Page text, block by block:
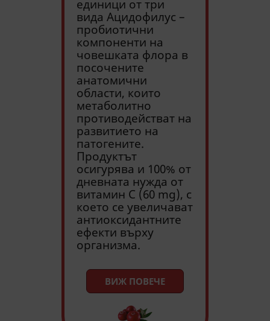
единици от три
вида Ацидофилус –
пробиотични
компоненти на
човешката флора в
посочените
анатомични
области, които
метаболитно
противодействат на
развитието на
патогените.
Продуктът
осигурява и 100% от
дневната нужда от
витамин С (60 mg), с
което се увеличават
антиоксидантните
ефекти върху
организма.
ВИЖ ПОВЕЧЕ